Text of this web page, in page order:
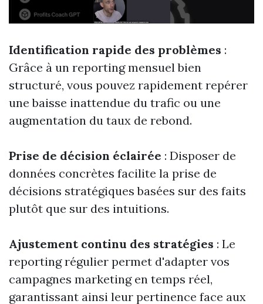
Identification rapide des problèmes :
Grâce à un reporting mensuel bien
structuré, vous pouvez rapidement repérer
une baisse inattendue du trafic ou une
augmentation du taux de rebond.
Prise de décision éclairée : Disposer de
données concrètes facilite la prise de
décisions stratégiques basées sur des faits
plutôt que sur des intuitions.
Ajustement continu des stratégies : Le
reporting régulier permet d'adapter vos
campagnes marketing en temps réel,
garantissant ainsi leur pertinence face aux